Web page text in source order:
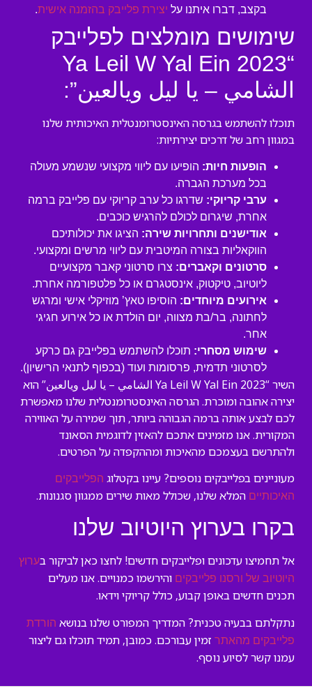
בקצב, דברו איתנו על יצירת פלייבק בהזמנה אישית.
שימושים מומלצים לפלייבק
“Ya Leil W Yal Ein 2023
الشامي – يا ليل ويالعين”:
תוכלו להשתמש בגרסה האינסטרומנטלית האיכותית שלנו
במגוון רחב של דרכים יצירתיות:
הופעות חיות: הופיעו עם ליווי מקצועי שנשמע מעולה
בכל מערכת הגברה.
ערבי קריוקי: שדרגו כל ערב קריוקי עם פלייבק ברמה
אחרת, שיגרום לכולם להרגיש כוכבים.
אודישנים ותחרויות שירה: הציגו את יכולותיכם
הווקאליות בצורה המיטבית עם ליווי מרשים ומקצועי.
סרטונים וקאברים: צרו סרטוני קאבר מקצועיים
ליוטיוב, טיקטוק, אינסטגרם או כל פלטפורמה אחרת.
אירועים מיוחדים: הוסיפו טאץ’ מוזיקלי אישי ומרגש
לחתונה, בר/בת מצווה, יום הולדת או כל אירוע חגיגי
אחר.
שימוש מסחרי: תוכלו להשתמש בפלייבק גם כרקע
לסרטוני תדמית, פרסומות ועוד (בכפוף לתנאי הרישיון).
השיר “Ya Leil W Yal Ein 2023 الشامي – يا ليل ويالعين” הוא
יצירה אהובה ומוכרת. הגרסה האינסטרומנטלית שלנו מאפשרת
לכם לבצע אותה ברמה הגבוהה ביותר, תוך שמירה על האווירה
המקורית. אנו מזמינים אתכם להאזין לדוגמית הסאונד
ולהתרשם בעצמכם מהאיכות ומההקפדה על הפרטים.
מעוניינים בפלייבקים נוספים? עיינו בקטלוג הפלייבקים
האיכותיים המלא שלנו, שכולל מאות שירים ממגוון סגנונות.
בקרו בערוץ היוטיוב שלנו
אל תחמיצו עדכונים ופלייבקים חדשים! לחצו כאן לביקור בערוץ
היוטיוב של ורסנו פלייבקים והירשמו כמנויים. אנו מעלים
תכנים חדשים באופן קבוע, כולל קריוקי וידאו.
נתקלתם בבעיה טכנית? המדריך המפורט שלנו בנושא הורדת
פלייבקים מהאתר זמין עבורכם. כמובן, תמיד תוכלו גם ליצור
עמנו קשר לסיוע נוסף.